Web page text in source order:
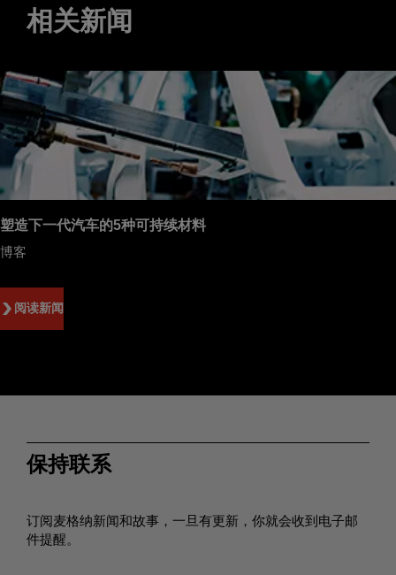
相关新闻
塑造下一代汽车的5种可持续材料
博客
阅读新闻
保持联系
订阅麦格纳新闻和故事，一旦有更新，你就会收到电子邮
件提醒。